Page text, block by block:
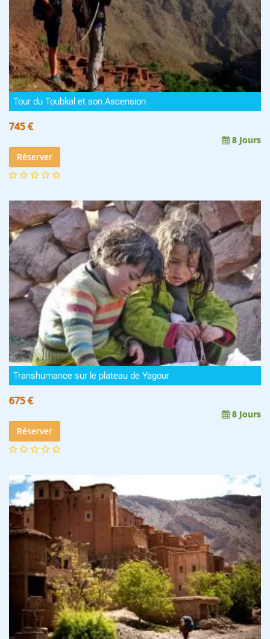
Tour du Toubkal et son Ascension
745 €
8 Jours
Réserver
Transhumance sur le plateau de Yagour
675 €
8 Jours
Réserver